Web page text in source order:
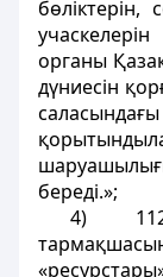
бөліктерін,
органы
дүниесін
береді.»;
4)